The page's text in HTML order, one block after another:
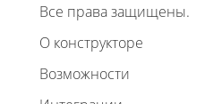
Все права защищены.
О конструкторе
Возможности